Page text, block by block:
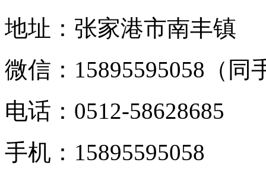
地址：张家港市南丰镇
微信：15895595058（同
电话：0512-58628685
手机：15895595058